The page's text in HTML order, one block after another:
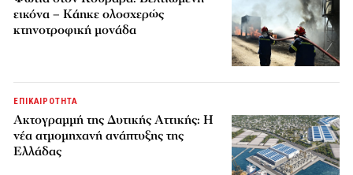
εικόνα – Κάηκε ολοσχερώς
κτηνοτροφική μονάδα
ΕΠΙΚΑΙΡΟΤΗΤΑ
Ακτογραμμή της Δυτικής Αττικής: Η
νέα ατμομηχανή ανάπτυξης της
Ελλάδας